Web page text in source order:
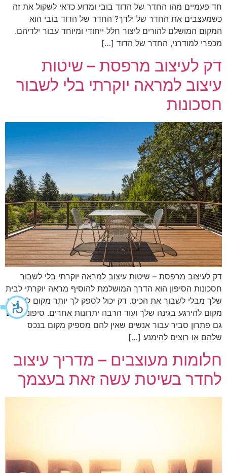
חד פעמיים מהו החדר של הדוד בובי ומדוע כדאי לשקול את זה
כשמעצבים את החדר של ילדך? החדר של הדוד בובי הוא
המקום המושלם להורים ליצור חלל ייחודי ומיוחד עבור ילדיהם.
מכפרי למודרני, החדר של הדוד […]
דק לעיצוב מרפסת – שיטות
עיצוב למראה יוקרתי בלי לשבור
חסכונות
דק לעיצוב מרפסת – שיטות עיצוב למראה יוקרתי בלי לשבור
חסכונות הסיפון הוא הדרך המושלמת להוסיף מראה יוקרתי לבית
שלך מבלי לשבור את הכיס. דק יכול לספק לך יותר מקום לאירוח,
מקום להירגע בגינה שלך ועוד הרבה יתרונות אחרים. סיפונים הם
גם פתרון סביר עבור אנשים שאין להם מספיק מקום בנכס
שלהם או רוצים להימנע […]
חלומות מעוצבים – מדריך עיצוב
לחדר בשיטת עשה זאת בעצמך